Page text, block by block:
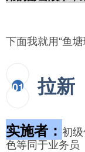
下面我就用“鱼
01 拉新
实施者： 初
色等同于业务员